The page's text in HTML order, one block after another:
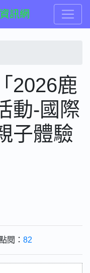
訊網
2026鹿
動-國際
子體驗
閱： 82